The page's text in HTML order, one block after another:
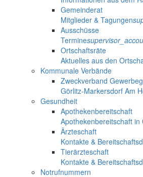
Gemeinderat
Mitglieder & Tagungen
Ausschüsse
Termine
Ortschaftsräte
Aktuelles aus den
Kommunale Verbände
Zweckverband
Görlitz-Markersdorf Am
Gesundheit
Apothekenbereitschaft
Apothekenbereitschaft in
Ärzteschaft
Kontakte &
Tierärzteschaft
Kontakte &
Notrufnummern